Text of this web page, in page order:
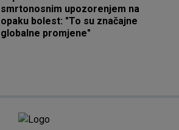
smrtonosnim upozorenjem na
opaku bolest: "To su značajne
globalne promjene"